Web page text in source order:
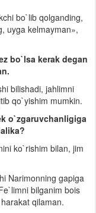
bo`lib qolganding,
uyga kelmayman»,
bo`lsa kerak degan
bilishadi, jahlimni
qo`yishim mumkin.
o`zgaruvchanligiga
ko`rishim bilan, jim
Narimonning gapiga
bilganim bois
qilaman.